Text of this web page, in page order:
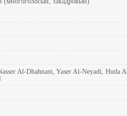
Al-Dhahnani, Yaser Al-Neyadi, Huda